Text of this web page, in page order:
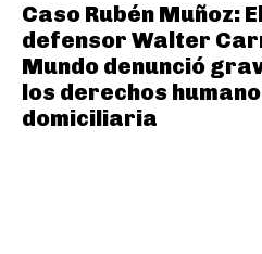
Caso Rubén Muñoz:
defensor Walter
Mundo denunció
los derechos
domiciliaria